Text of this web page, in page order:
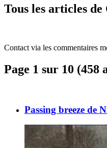
Tous les articles de
Contact via les commentaires
Page 1 sur 10 (458
Passing breeze de